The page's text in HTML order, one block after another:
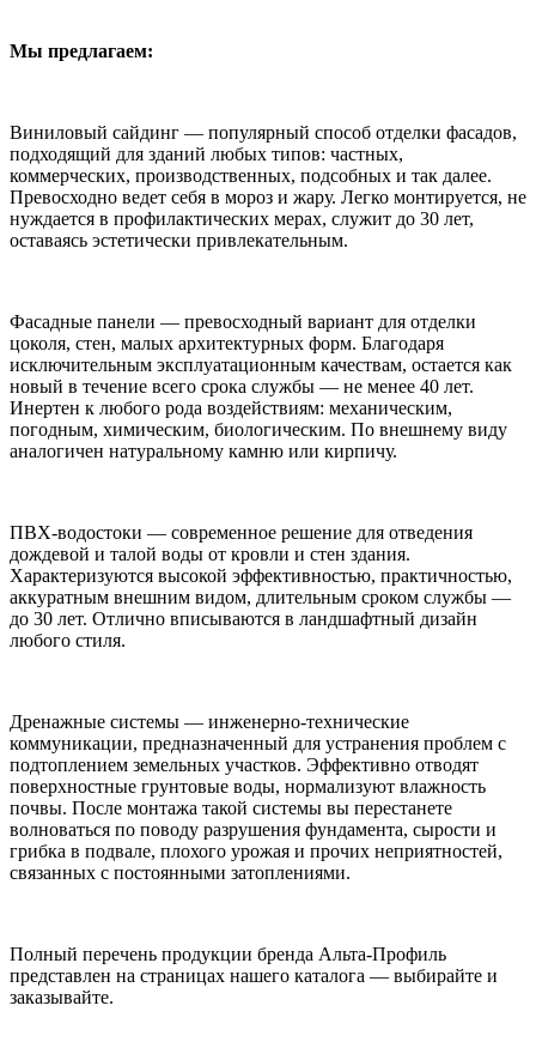
Мы предлагаем:
Виниловый сайдинг — популярный способ отделки фасадов,
подходящий для зданий любых типов: частных,
коммерческих, производственных, подсобных и так далее.
Превосходно ведет себя в мороз и жару. Легко монтируется, не
нуждается в профилактических мерах, служит до 30 лет,
оставаясь эстетически привлекательным.
Фасадные панели — превосходный вариант для отделки
цоколя, стен, малых архитектурных форм. Благодаря
исключительным эксплуатационным качествам, остается как
новый в течение всего срока службы — не менее 40 лет.
Инертен к любого рода воздействиям: механическим,
погодным, химическим, биологическим. По внешнему виду
аналогичен натуральному камню или кирпичу.
ПВХ-водостоки — современное решение для отведения
дождевой и талой воды от кровли и стен здания.
Характеризуются высокой эффективностью, практичностью,
аккуратным внешним видом, длительным сроком службы —
до 30 лет. Отлично вписываются в ландшафтный дизайн
любого стиля.
Дренажные системы — инженерно-технические
коммуникации, предназначенный для устранения проблем с
подтоплением земельных участков. Эффективно отводят
поверхностные грунтовые воды, нормализуют влажность
почвы. После монтажа такой системы вы перестанете
волноваться по поводу разрушения фундамента, сырости и
грибка в подвале, плохого урожая и прочих неприятностей,
связанных с постоянными затоплениями.
Полный перечень продукции бренда Альта-Профиль
представлен на страницах нашего каталога — выбирайте и
заказывайте.